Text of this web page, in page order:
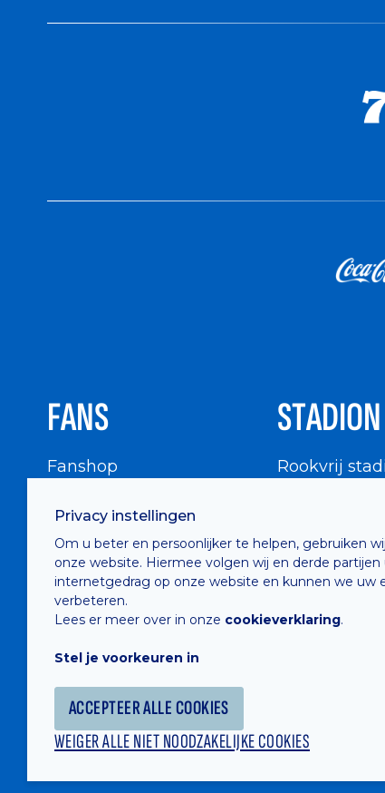
Privacy instellingen
Om u beter en persoonlijker te helpen, gebruiken
onze website. Hiermee volgen wij en derde partijen
internetgedrag op onze website en kunnen we uw
verbeteren.
Lees er meer over in onze cookieverklaring.
Stel je voorkeuren in
ACCEPTEER ALLE COOKIES
WEIGER ALLE NIET NOODZAKELIJKE COOKIES
FANS
Fanshop
Supportersraad
Buffalo Kids Club
Supportersfederatie
Supportersclubs
Fotoalbums
STADION
Rookvrij